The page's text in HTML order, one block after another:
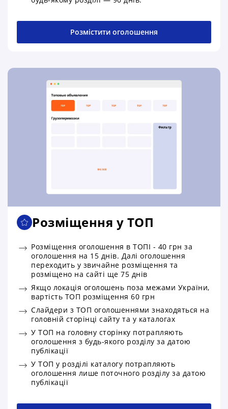
Розмістити оголошення
Розміщення у ТОП
Розміщення оголошення в ТОПІ - 40 грн за
оголошення на 15 днів. Далі оголошення
переходить у звичайне розміщення та
розміщено на сайті ще 75 днів
Якщо локація оголошень поза межами України,
вартість ТОП розміщення 60 грн
Слайдери з ТОП оголошеннями знаходяться на
головній сторінці сайту та у каталогах
У ТОП на головну сторінку потрапляють
оголошення з будь-якого розділу за датою
публікації
У ТОП у розділі каталогу потрапляють
оголошення лише поточного розділу за датою
публікації